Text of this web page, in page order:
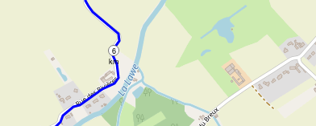
6
km